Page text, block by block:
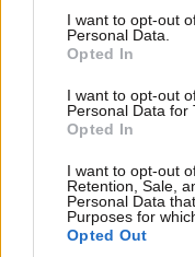
consent section.
I want to opt-out
Personal Data.
Opted In
I want to opt-out
Personal Data for
Opted In
I want to opt-out
Retention, Sale,
Personal Data
Purposes for
Opted Out
Καλπάστε χαλαρά
περιβάλλον μέσα